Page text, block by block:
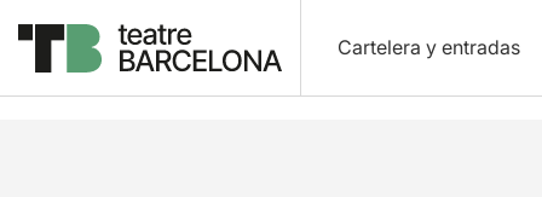
Cartelera y entradas